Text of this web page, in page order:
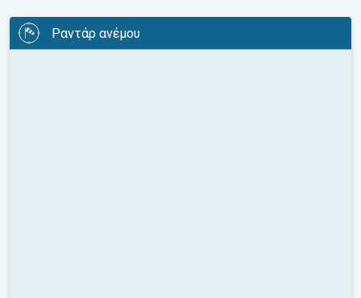
Ραντάρ ανέμου